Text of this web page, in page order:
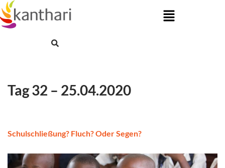
Skip
Tag 32 – 25.04.2020
Schulschließung? Fluch? Oder Segen?